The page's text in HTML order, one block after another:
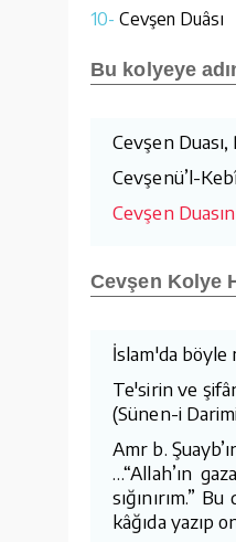
10- Cevşen Duâsı
Bu kolyeye
Cevşen
Cevşenü’l-
Cevşen
Cevşen Kolye
İslam'da böyle
Te'sirin ve
(Sünen-i
Amr b.
…“Allah’ın
sığınırım.”
kâğıda yazıp